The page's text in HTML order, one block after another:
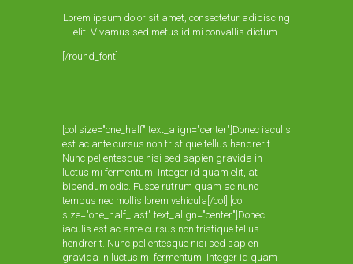
Lorem ipsum dolor sit amet, consectetur adipiscing
elit. Vivamus sed metus id mi convallis dictum.
[/round_font]
[col size="one_half" text_align="center"]Donec iaculis
est ac ante cursus non tristique tellus hendrerit.
Nunc pellentesque nisi sed sapien gravida in
luctus mi fermentum. Integer id quam elit, at
bibendum odio. Fusce rutrum quam ac nunc
tempus nec mollis lorem vehicula[/col] [col
size="one_half_last" text_align="center"]Donec
iaculis est ac ante cursus non tristique tellus
hendrerit. Nunc pellentesque nisi sed sapien
gravida in luctus mi fermentum. Integer id quam